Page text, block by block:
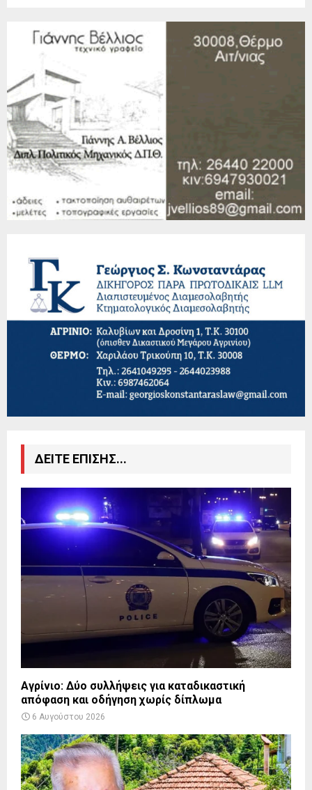
ΔΕΙΤΕ ΕΠΙΣΗΣ...
Αγρίνιο: Δύο συλλήψεις για καταδικαστική
απόφαση και οδήγηση χωρίς δίπλωμα
6 Αυγούστου 2026